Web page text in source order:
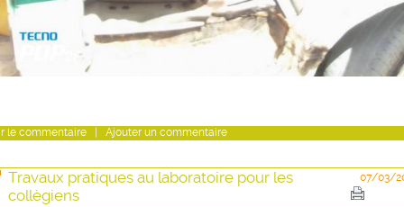
le commentaire Ajouter un commentaire
Travaux pratiques au laboratoire pour les
collègiens
07/03/